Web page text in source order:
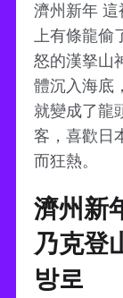
濟州新年 這
上有條龍偷
怒的漢拏山
體沉入海底
就變成了龍
客，喜歡日
而狂熱。
濟州新
乃克登
방로